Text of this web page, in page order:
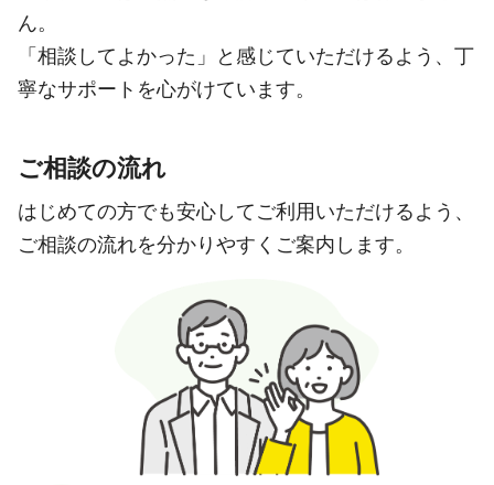
ん。
「相談してよかった」と感じていただけるよう、丁
寧なサポートを心がけています。
ご相談の流れ
はじめての方でも安心してご利用いただけるよう、
ご相談の流れを分かりやすくご案内します。